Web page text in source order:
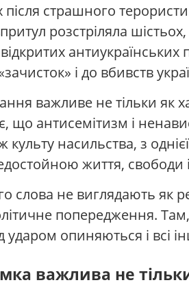
після страшного
розстріляла
і до вбивств
важливе не тільки як
що антисемітизм і
культу насильства, з
життя, свободи і
слова не виглядають як
попередження.
ударом опиняються і всі
важлива не